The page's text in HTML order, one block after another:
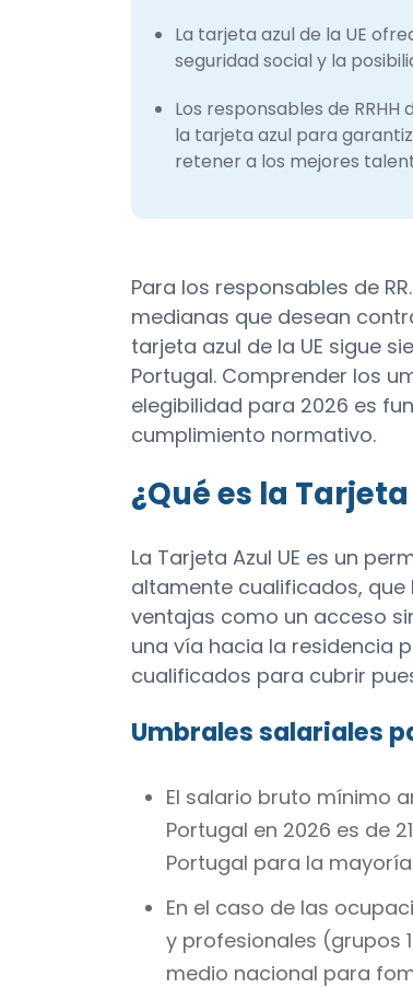
La tarjeta azul de la UE
seguridad social y la
Los responsables de
la tarjeta azul para
retener a los mejores
Para los responsables de
medianas que desean
tarjeta azul de la UE sigue
Portugal. Comprender los
elegibilidad para 2026 es
cumplimiento normativo.
¿Qué es la Tarjeta
La Tarjeta Azul UE es un
altamente cualificados,
ventajas como un acceso
una vía hacia la residencia
cualificados para cubrir
Umbrales salariales
El salario bruto mínimo
Portugal en 2026 es de
Portugal para la
En el caso de las
y profesionales (grupos
medio nacional para